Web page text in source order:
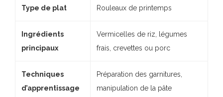
Type de plat Rouleaux de printemps
Ingrédients
principaux
Vermicelles de riz, légumes
frais, crevettes ou porc
Techniques
d’apprentissage
Préparation des garnitures,
manipulation de la pâte